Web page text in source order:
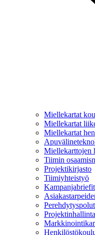
Miellekartat
Miellekartat
Miellekartat
Miellekarttojen
Tiimin
Projektikirjasto
Tiimiyhteistyö
Projektinhallinta